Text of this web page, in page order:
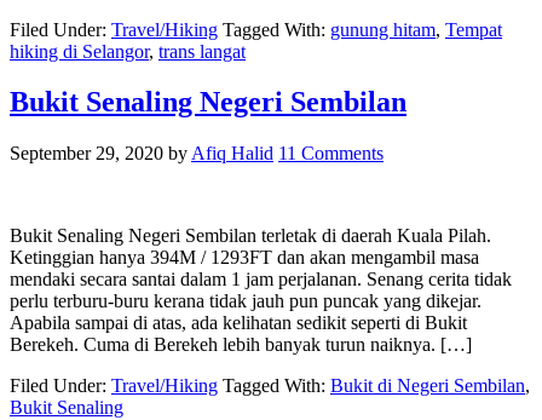
Filed Under: Travel/Hiking Tagged With: gunung hitam, Tempat
hiking di Selangor, trans langat
Bukit Senaling Negeri Sembilan
September 29, 2020 by Afiq Halid 11 Comments
Bukit Senaling Negeri Sembilan terletak di daerah Kuala Pilah.
Ketinggian hanya 394M / 1293FT dan akan mengambil masa
mendaki secara santai dalam 1 jam perjalanan. Senang cerita tidak
perlu terburu-buru kerana tidak jauh pun puncak yang dikejar.
Apabila sampai di atas, ada kelihatan sedikit seperti di Bukit
Berekeh. Cuma di Berekeh lebih banyak turun naiknya. […]
Filed Under: Travel/Hiking Tagged With: Bukit di Negeri Sembilan,
Bukit Senaling